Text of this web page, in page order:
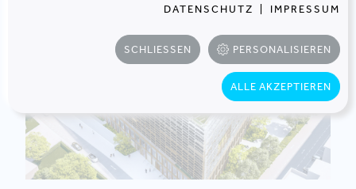
DATENSCHUTZ IMPRESSUM
SCHLIESSEN PERSONALISIEREN
ALLE AKZEPTIEREN